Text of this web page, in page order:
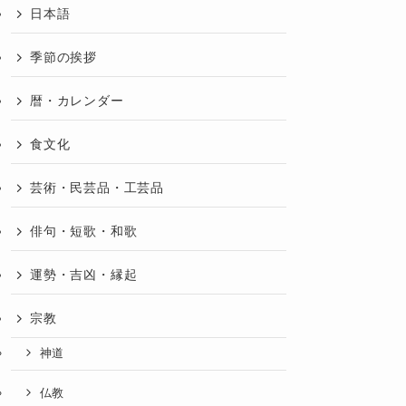
日本語
季節の挨拶
暦・カレンダー
食文化
芸術・民芸品・工芸品
俳句・短歌・和歌
運勢・吉凶・縁起
宗教
神道
仏教